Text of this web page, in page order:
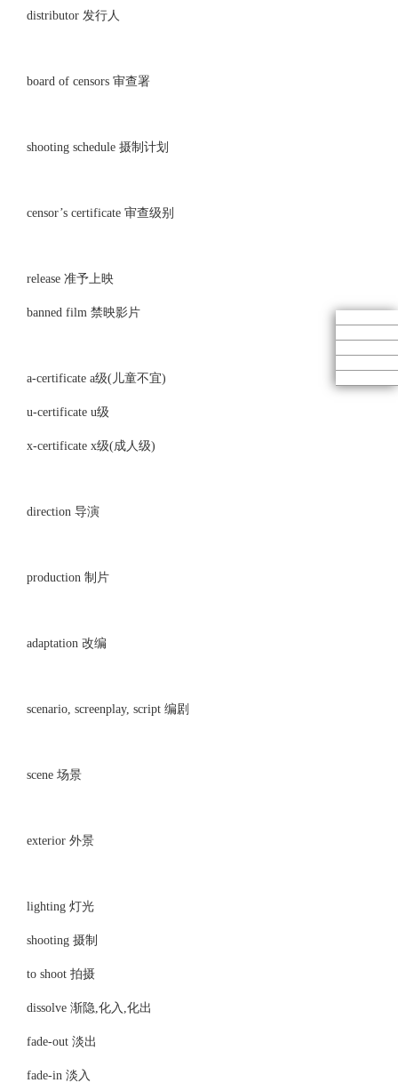
distributor 发行人
board of censors 审查署
shooting schedule 摄制计划
censor’s certificate 审查级别
release 准予上映
banned film 禁映影片
a-certificate a级(儿童不宜)
u-certificate u级
x-certificate x级(成人级)
direction 导演
production 制片
adaptation 改编
scenario, screenplay, script 编剧
scene 场景
exterior 外景
lighting 灯光
shooting 摄制
to shoot 拍摄
dissolve 渐隐,化入,化出
fade-out 淡出
fade-in 淡入